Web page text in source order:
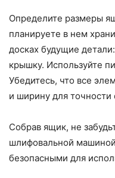
Определите размеры
планируете в нем
досках будущие
крышку. Используйте
Убедитесь, что все
и ширину для точности
Собрав ящик, не
шлифовальной
безопасными для